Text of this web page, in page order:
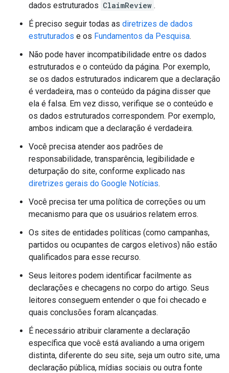
dados estruturados ClaimReview .
É preciso seguir todas as diretrizes de dados
estruturados e os Fundamentos da Pesquisa.
Não pode haver incompatibilidade entre os dados
estruturados e o conteúdo da página. Por exemplo,
se os dados estruturados indicarem que a declaração
é verdadeira, mas o conteúdo da página disser que
ela é falsa. Em vez disso, verifique se o conteúdo e
os dados estruturados correspondem. Por exemplo,
ambos indicam que a declaração é verdadeira.
Você precisa atender aos padrões de
responsabilidade, transparência, legibilidade e
deturpação do site, conforme explicado nas
diretrizes gerais do Google Notícias.
Você precisa ter uma política de correções ou um
mecanismo para que os usuários relatem erros.
Os sites de entidades políticas (como campanhas,
partidos ou ocupantes de cargos eletivos) não estão
qualificados para esse recurso.
Seus leitores podem identificar facilmente as
declarações e checagens no corpo do artigo. Seus
leitores conseguem entender o que foi checado e
quais conclusões foram alcançadas.
É necessário atribuir claramente a declaração
específica que você está avaliando a uma origem
distinta, diferente do seu site, seja um outro site, uma
declaração pública, mídias sociais ou outra fonte